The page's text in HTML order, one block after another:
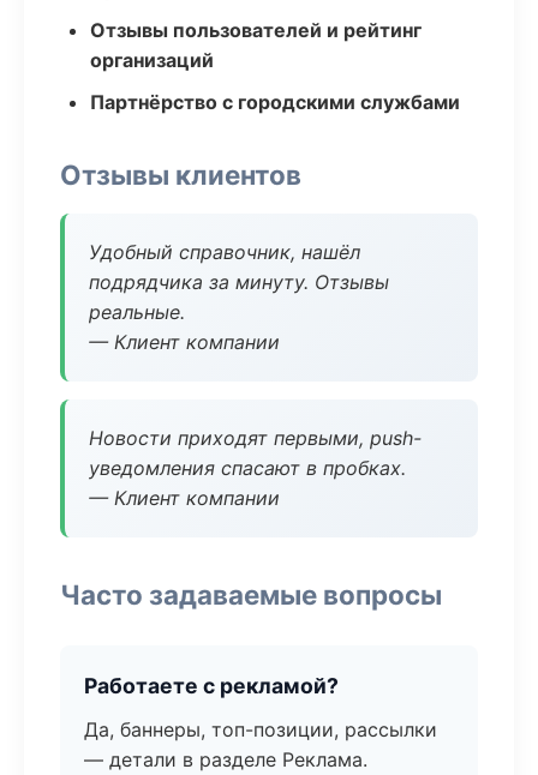
Отзывы пользователей и рейтинг
организаций
Партнёрство с городскими службами
Отзывы клиентов
Удобный справочник, нашёл
подрядчика за минуту. Отзывы
реальные.
— Клиент компании
Новости приходят первыми, push-
уведомления спасают в пробках.
— Клиент компании
Часто задаваемые вопросы
Работаете с рекламой?
Да, баннеры, топ-позиции, рассылки
— детали в разделе Реклама.